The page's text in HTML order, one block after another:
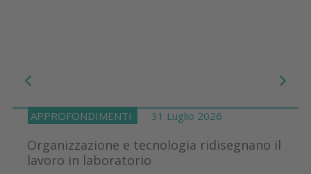
APPROFONDIMENTI 31 Luglio 2026
Organizzazione e tecnologia ridisegnano il
lavoro in laboratorio